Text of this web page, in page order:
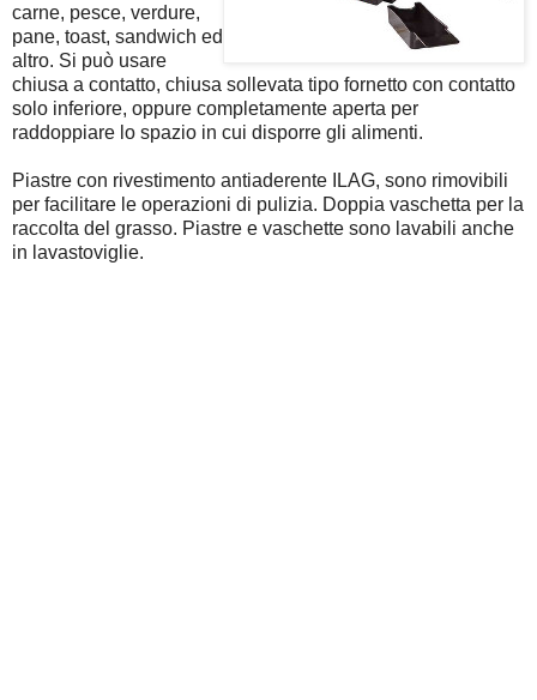
carne, pesce, verdure,
pane, toast, sandwich ed
altro. Si può usare
chiusa a contatto, chiusa sollevata tipo fornetto con contatto
solo inferiore, oppure completamente aperta per
raddoppiare lo spazio in cui disporre gli alimenti.
Piastre con rivestimento antiaderente ILAG, sono rimovibili
per facilitare le operazioni di pulizia. Doppia vaschetta per la
raccolta del grasso. Piastre e vaschette sono lavabili anche
in lavastoviglie.